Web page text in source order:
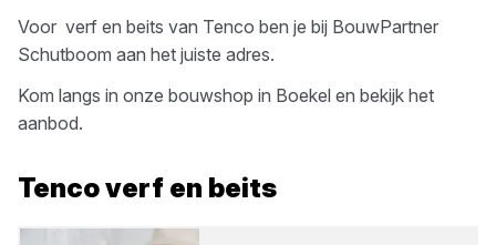
Voor verf en beits van Tenco ben je bij BouwPartner
Schutboom aan het juiste adres.
Kom langs in onze bouwshop in Boekel en bekijk het
aanbod.
Tencoverf en beits